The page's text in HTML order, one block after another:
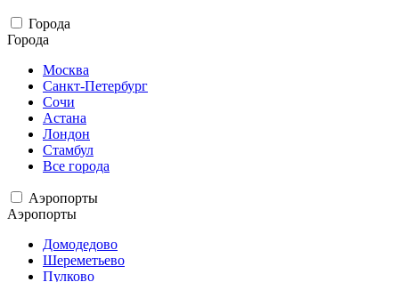
Города
Города
Москва
Санкт-Петербург
Сочи
Астана
Лондон
Стамбул
Все города
Аэропорты
Аэропорты
Домодедово
Шереметьево
Пулково